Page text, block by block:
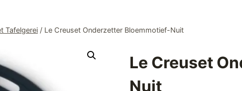
Tafelgerei / Le Creuset Onderzetter Bloemmotief-Nuit
Le Creuset
Nuit